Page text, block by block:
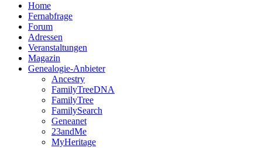
Home
Fernabfrage
Forum
Adressen
Veranstaltungen
Magazin
Genealogie-Anbieter
Ancestry
FamilyTreeDNA
FamilyTree
FamilySearch
Geneanet
23andMe
MyHeritage